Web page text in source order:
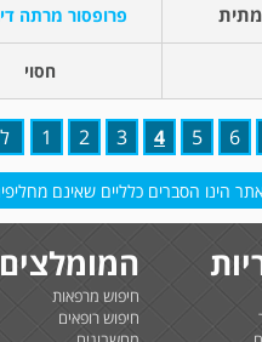
פרופסור מרתה
חסוי
1 2 3 4 5 6
הינו הסברים כלליים שאינם
חיפוש מרפאות
חיפוש רופאים